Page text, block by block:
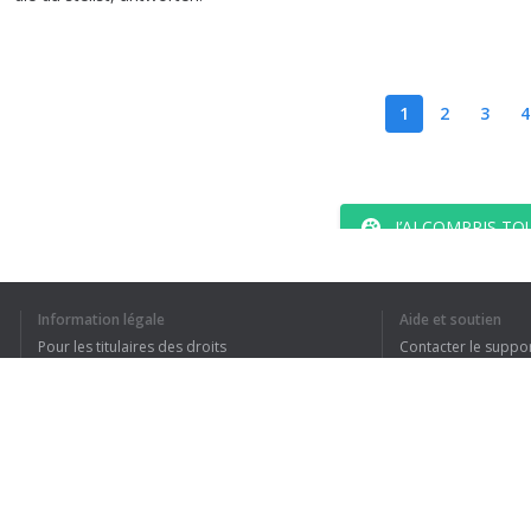
1 2 3 4
J’AI COMPRIS
Information légale
Pour les titulaires des droits
Aide et soutien
Contacter le